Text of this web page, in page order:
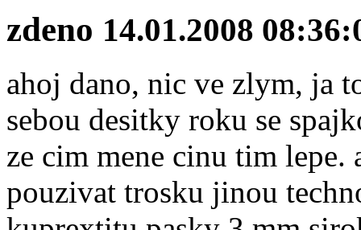
zdeno 14.01.2008
ahoj dano, nic ve zlym, ja
sebou desitky roku se
ze cim mene cinu tim lepe.
pouzivat trosku jinou